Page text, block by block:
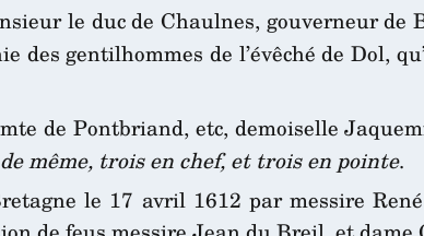
le duc de Chaulnes, gouverneur
des gentilhommes de l’évêché de Dol,
de Pontbriand, etc, demoiselle
même, trois en chef, et trois en pointe.
le 17 avril 1612 par messire